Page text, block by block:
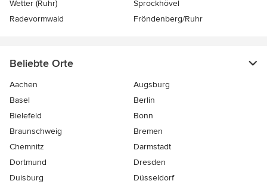
Wetter (Ruhr)
Sprockhövel
Radevormwald
Fröndenberg/Ruhr
Beliebte Orte
Aachen
Augsburg
Basel
Berlin
Bielefeld
Bonn
Braunschweig
Bremen
Chemnitz
Darmstadt
Dortmund
Dresden
Duisburg
Düsseldorf